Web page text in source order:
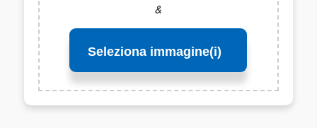
&
Seleziona immagine(i)